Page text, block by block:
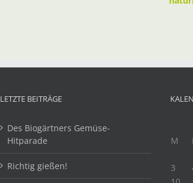
LETZTE BEITRÄGE
Des Biogärtners Gemüse-
Hitparade
Richtig gießen!
M
3